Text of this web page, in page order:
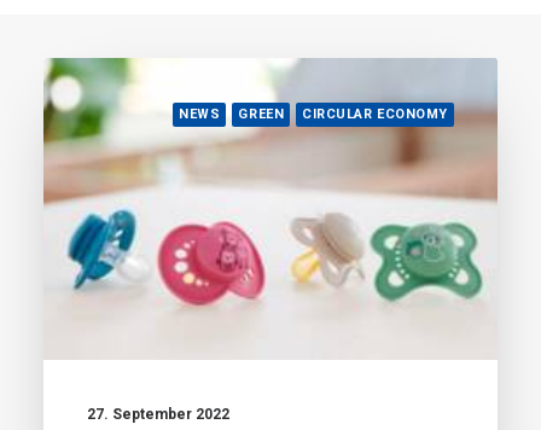
NEWS GREEN CIRCULAR ECONOMY
27. September 2022